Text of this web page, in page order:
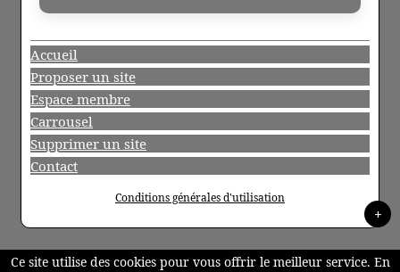
Accueil
Proposer un site
Espace membre
Carrousel
Supprimer un site
Contact
Conditions générales d'utilisation
+
Ce site utilise des cookies pour vous offrir le meilleur service. En